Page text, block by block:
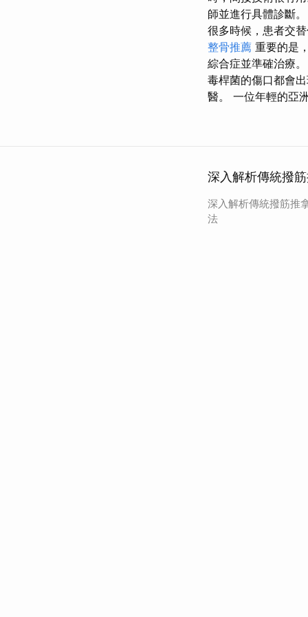
師並進行具體診斷
很多時候，患者交
整骨推薦 重要的是
綜合症並準確治療
毒桿菌的傷口都會
醫。 一位年輕的亞
深入解析傳統撥
深入解析傳統撥筋推
法